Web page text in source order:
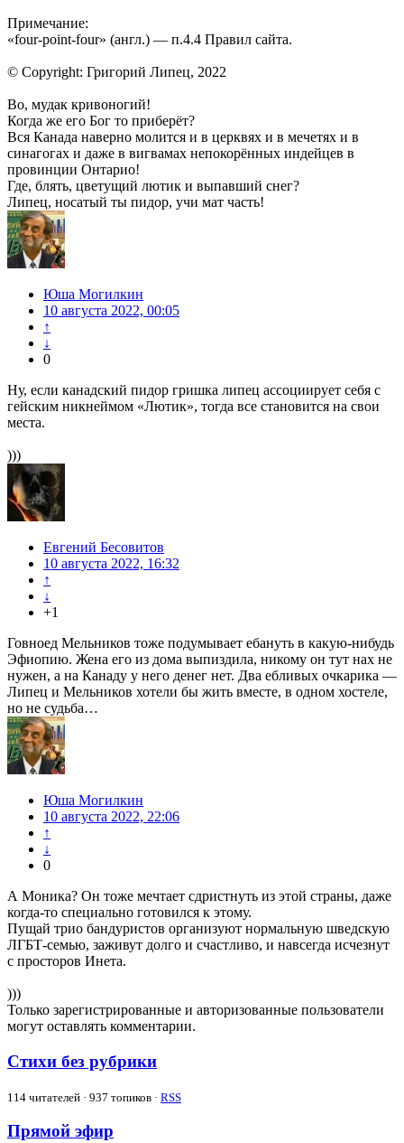
Примечание:
«four-point-four» (англ.) — п.4.4 Правил сайта.
© Copyright: Григорий Липец, 2022
Во, мудак кривоногий!
Когда же его Бог то приберёт?
Вся Канада наверно молится и в церквях и в мечетях и в
синагогах и даже в вигвамах непокорённых индейцев в
провинции Онтарио!
Где, блять, цветущий лютик и выпавший снег?
Липец, носатый ты пидор, учи мат часть!
Юша Могилкин
10 августа 2022, 00:05
↑
↓
0
Ну, если канадский пидор гришка липец ассоциирует себя с
гейским никнеймом «Лютик», тогда все становится на свои
места.
)))
Евгений Бесовитов
10 августа 2022, 16:32
↑
↓
+1
Говноед Мельников тоже подумывает ебануть в какую-нибудь
Эфиопию. Жена его из дома выпиздила, никому он тут нах не
нужен, а на Канаду у него денег нет. Два ебливых очкарика —
Липец и Мельников хотели бы жить вместе, в одном хостеле,
но не судьба…
Юша Могилкин
10 августа 2022, 22:06
↑
↓
0
А Моника? Он тоже мечтает сдристнуть из этой страны, даже
когда-то специально готовился к этому.
Пущай трио бандуристов организуют нормальную шведскую
ЛГБТ-семью, заживут долго и счастливо, и навсегда исчезнут
с просторов Инета.
)))
Только зарегистрированные и авторизованные пользователи
могут оставлять комментарии.
Стихи без рубрики
114 читателей · 937 топиков · RSS
Прямой эфир